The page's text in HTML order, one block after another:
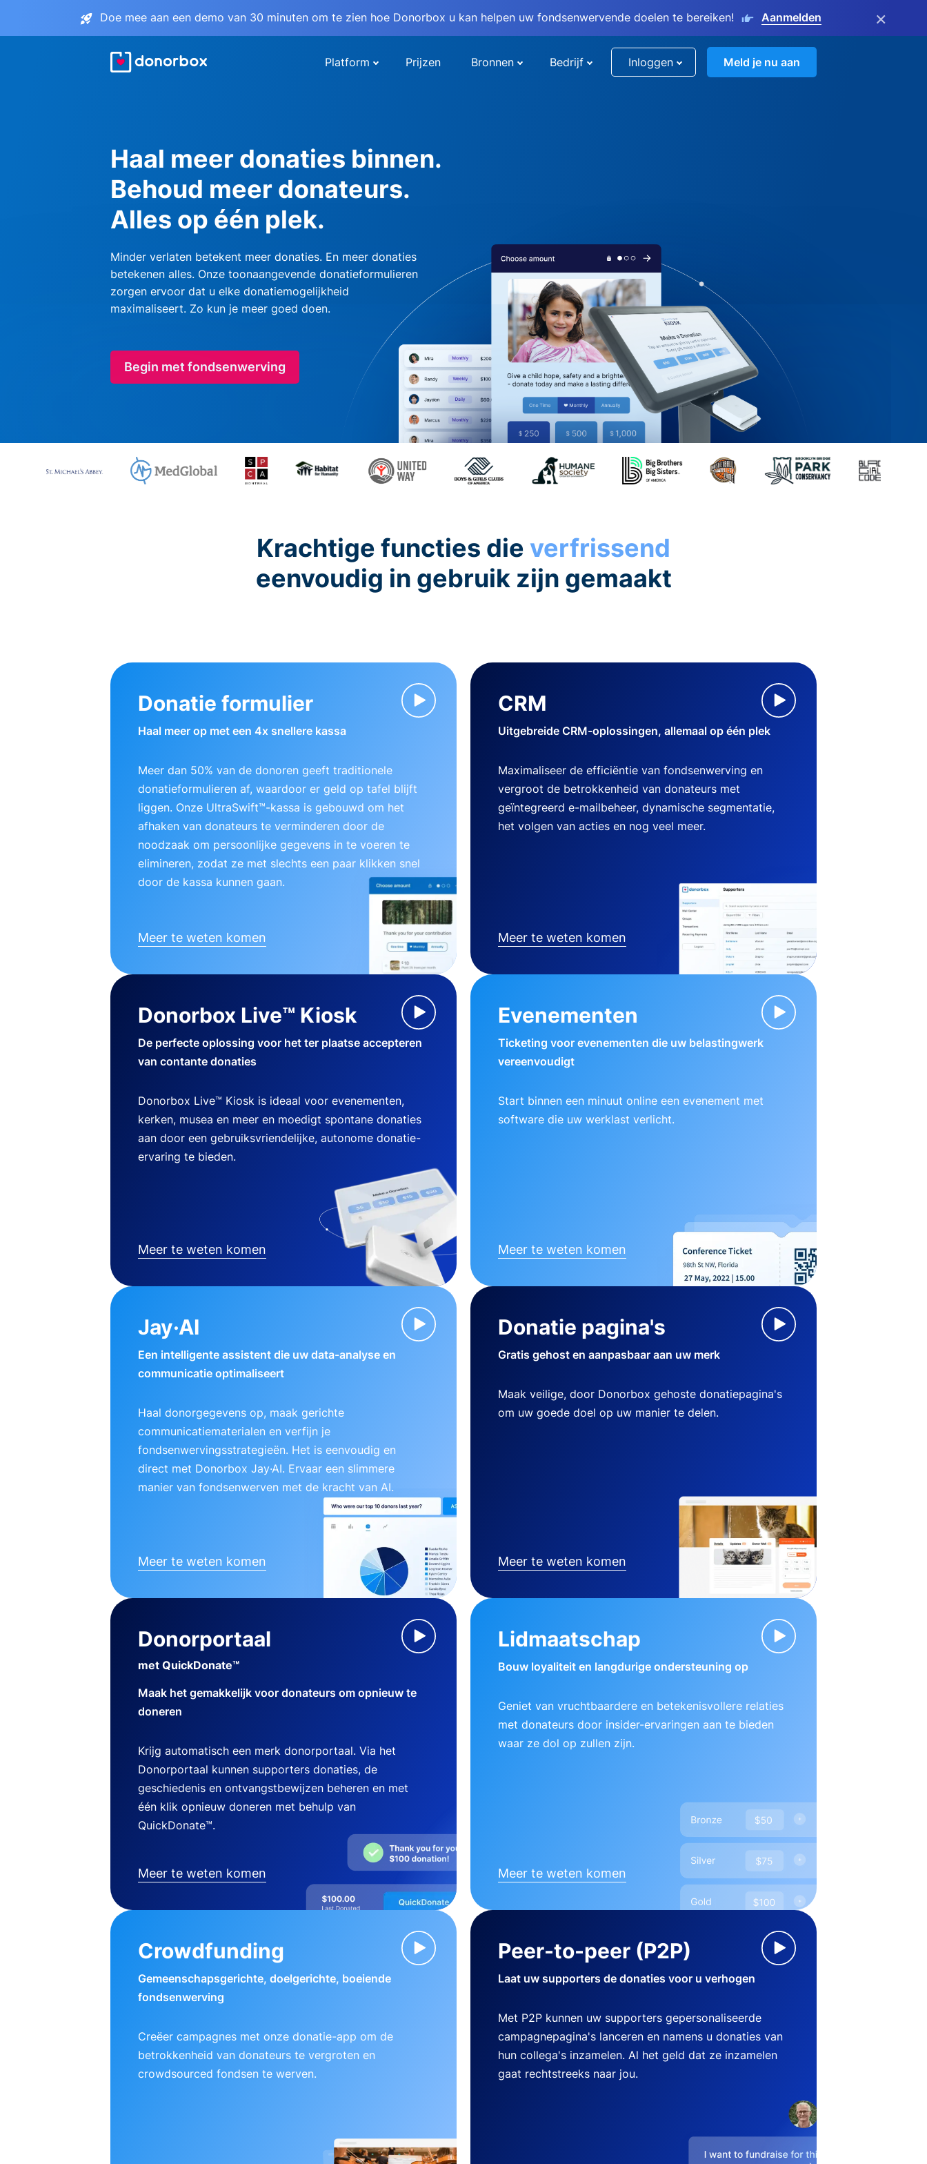
Doe mee aan een demo van 30 minuten om te zien hoe Donorbox u kan helpen uw fondsenwervende doelen te bereiken! Aanmelden ×
Platform Prijzen Bronnen Bedrijf Inloggen Meld je nu aan
Haal meer donaties binnen.
Behoud meer donateurs.
Alles op één plek.
Minder verlaten betekent meer donaties. En meer donaties
betekenen alles. Onze toonaangevende donatieformulieren
zorgen ervoor dat u elke donatiemogelijkheid
maximaliseert. Zo kun je meer goed doen.
Begin met fondsenwerving
Krachtige functies die verfrissend
eenvoudig in gebruik zijn gemaakt
Donatie formulier
Haal meer op met een 4x snellere kassa
Meer dan 50% van de donoren geeft traditionele
donatieformulieren af, waardoor er geld op tafel blijft
liggen. Onze UltraSwift™-kassa is gebouwd om het
afhaken van donateurs te verminderen door de
noodzaak om persoonlijke gegevens in te voeren te
elimineren, zodat ze met slechts een paar klikken snel
door de kassa kunnen gaan.
Meer te weten komen
CRM
Uitgebreide CRM-oplossingen, allemaal op één plek
Maximaliseer de efficiëntie van fondsenwerving en
vergroot de betrokkenheid van donateurs met
geïntegreerd e-mailbeheer, dynamische segmentatie,
het volgen van acties en nog veel meer.
Meer te weten komen
Donorbox Live™ Kiosk
De perfecte oplossing voor het ter plaatse accepteren
van contante donaties
Donorbox Live™ Kiosk is ideaal voor evenementen,
kerken, musea en meer en moedigt spontane donaties
aan door een gebruiksvriendelijke, autonome donatie-
ervaring te bieden.
Meer te weten komen
Evenementen
Ticketing voor evenementen die uw belastingwerk
vereenvoudigt
Start binnen een minuut online een evenement met
software die uw werklast verlicht.
Meer te weten komen
Jay·AI
Een intelligente assistent die uw data-analyse en
communicatie optimaliseert
Haal donorgegevens op, maak gerichte
communicatiematerialen en verfijn je
fondsenwervingsstrategieën. Het is eenvoudig en
direct met Donorbox Jay·AI. Ervaar een slimmere
manier van fondsenwerven met de kracht van AI.
Meer te weten komen
Donatie pagina's
Gratis gehost en aanpasbaar aan uw merk
Maak veilige, door Donorbox gehoste donatiepagina's
om uw goede doel op uw manier te delen.
Meer te weten komen
Donorportaal
met QuickDonate™
Maak het gemakkelijk voor donateurs om opnieuw te
doneren
Krijg automatisch een merk donorportaal. Via het
Donorportaal kunnen supporters donaties, de
geschiedenis en ontvangstbewijzen beheren en met
één klik opnieuw doneren met behulp van
QuickDonate™.
Meer te weten komen
Lidmaatschap
Bouw loyaliteit en langdurige ondersteuning op
Geniet van vruchtbaardere en betekenisvollere relaties
met donateurs door insider-ervaringen aan te bieden
waar ze dol op zullen zijn.
Meer te weten komen
Crowdfunding
Gemeenschapsgerichte, doelgerichte, boeiende
fondsenwerving
Creëer campagnes met onze donatie-app om de
betrokkenheid van donateurs te vergroten en
crowdsourced fondsen te werven.
Peer-to-peer (P2P)
Laat uw supporters de donaties voor u verhogen
Met P2P kunnen uw supporters gepersonaliseerde
campagnepagina's lanceren en namens u donaties van
hun collega's inzamelen. Al het geld dat ze inzamelen
gaat rechtstreeks naar jou.